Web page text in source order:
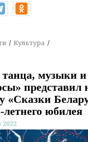
Культура
музыки и
представил
«Сказки
летнего юбилея